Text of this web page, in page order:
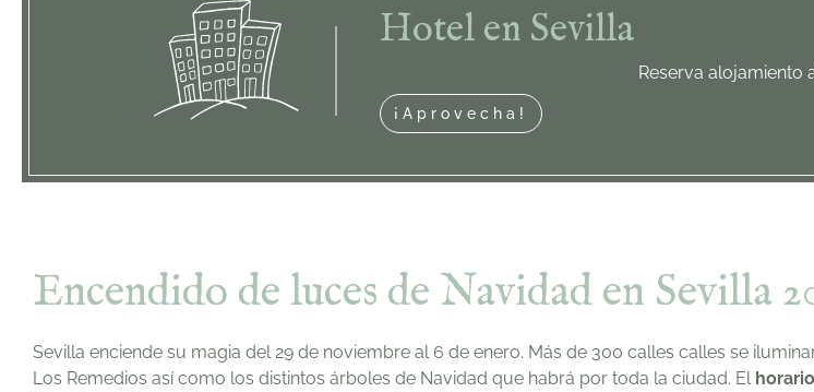
Hotel en Sevilla
Reserva alojamiento
¡Aprovecha!
Encendido de luces de Navidad en Sevilla
Sevilla enciende su magia del 29 de noviembre al 6 de enero. Más de 300 calles calles se
Los Remedios así como los distintos árboles de Navidad que habrá por toda la ciudad. El